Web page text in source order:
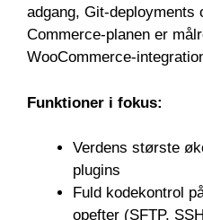
adgang, Git-deployments
Commerce-planen er
WooCommerce-
Funktioner i fokus:
Verdens største
plugins
Fuld kodekontrol
opefter (SFTP,